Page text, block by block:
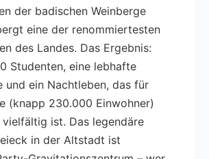
der badischen Weinberge
eine der renommiertesten
des Landes. Das Ergebnis:
Studenten, eine lebhafte
und ein Nachtleben, das für
(knapp 230.000 Einwohner)
ist. Das legendäre
in der Altstadt ist